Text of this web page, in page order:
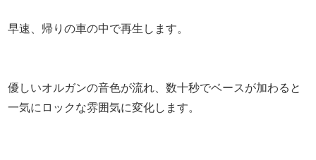
早速、帰りの車の中で再生します。
優しいオルガンの音色が流れ、数十秒でベースが加わると
一気にロックな雰囲気に変化します。